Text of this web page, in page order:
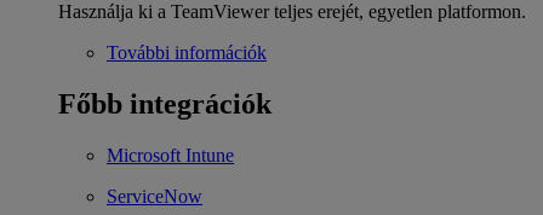
Használja ki a TeamViewer teljes erejét, egyetlen platformon.
További információk
Főbb integrációk
Microsoft Intune
ServiceNow